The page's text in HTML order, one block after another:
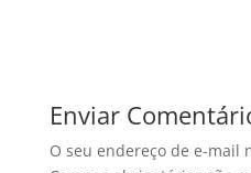
Enviar
O seu endereço de e-mail